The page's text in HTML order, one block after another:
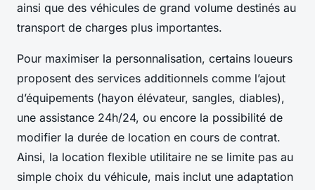
ainsi que des véhicules de grand volume destinés au
transport de charges plus importantes.
Pour maximiser la personnalisation, certains loueurs
proposent des services additionnels comme l’ajout
d’équipements (hayon élévateur, sangles, diables),
une assistance 24h/24, ou encore la possibilité de
modifier la durée de location en cours de contrat.
Ainsi, la location flexible utilitaire ne se limite pas au
simple choix du véhicule, mais inclut une adaptation